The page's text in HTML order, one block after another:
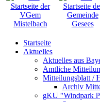
Startseite
Aktuelles
Aktuelles aus
Amtliche
Mitteilungsblatt /
Archiv
gKU "Windpark